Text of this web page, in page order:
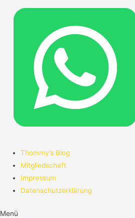
Thommy’s Blog
Mitgliedschaft
Impressum
Datenschutzerklärung
Menü